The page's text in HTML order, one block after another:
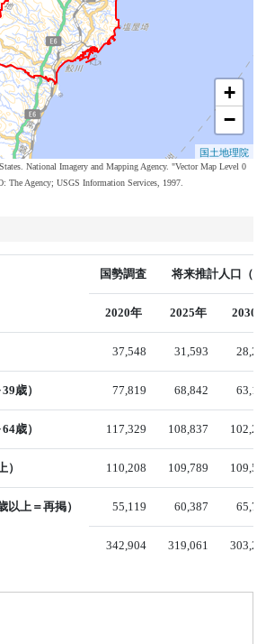
+
−
国土地理院
National Imagery and Mapping Agency. "Vector Map Level 0
The Agency; USGS Information Services, 1997.
国勢調査 将来推計人口（
2020年 2025年
37,548 31,593
歳） 77,819 68,842
歳） 117,329 108,837
） 110,208 109,789
以上＝再掲） 55,119 60,387
342,904 319,061